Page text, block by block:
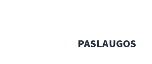
PASLAUGOS